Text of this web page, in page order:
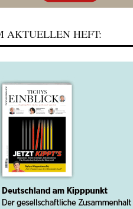
AKTUELLEN HEFT: